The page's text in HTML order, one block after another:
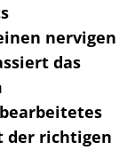
nervigen
das
der richtigen